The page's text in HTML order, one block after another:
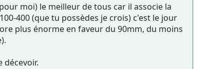
moi) le meilleur de tous car il associe la
400 (que tu possèdes je crois) c'est le jour
plus énorme en faveur du 90mm, du moins
décevoir.